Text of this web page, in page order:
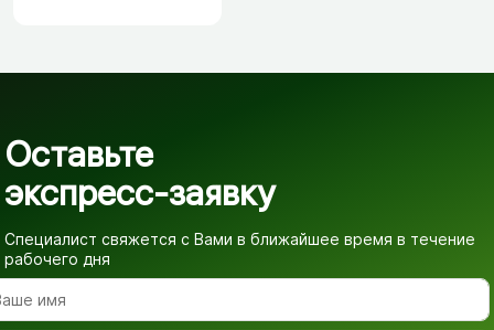
Оставьте
экспресс-заявку
Специалист свяжется с Вами в ближайшее время в течение
рабочего дня